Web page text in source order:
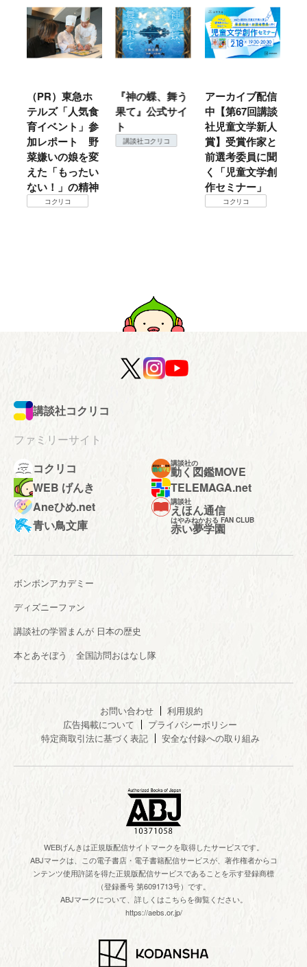
（PR）東急ホ
テルズ「人気食
育イベント」参
加レポート 野
菜嫌いの娘を変
えた「もったい
ない！」の精神
コクリコ
『神の蝶、舞う
果て』公式サイ
ト
講談社コクリコ
アーカイブ配信
中【第67回講談
社児童文学新人
賞】受賞作家と
前選考委員に聞
く「児童文学創
作セミナー」
コクリコ
講談社コクリコ
ファミリーサイト
コクリコ
講談社の
動く図鑑MOVE
WEB げんき
TELEMAGA.net
Aneひめ.net
講談社
えほん通信
青い鳥文庫
はやみねかおる FAN CLUB
赤い夢学園
ボンボンアカデミー
ディズニーファン
講談社の学習まんが 日本の歴史
本とあそぼう 全国訪問おはなし隊
お問い合わせ
利用規約
広告掲載について
プライバシーポリシー
特定商取引法に基づく表記
安全な付録への取り組み
WEBげんきは正規版配信サイトマークを取得したサービスです。
ABJマークは、この電子書店・電子書籍配信サービスが、著作権者からコ
ンテンツ使用許諾を得た正規版配信サービスであることを示す登録商標
（登録番号 第6091713号）です。
ABJマークについて、詳しくはこちらを御覧ください。
https://aebs.or.jp/